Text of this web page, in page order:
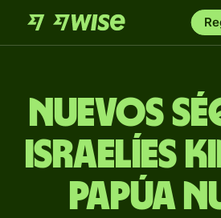
Nuevos
israelíes
Papúa